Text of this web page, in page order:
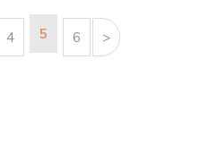
4 5 6 >